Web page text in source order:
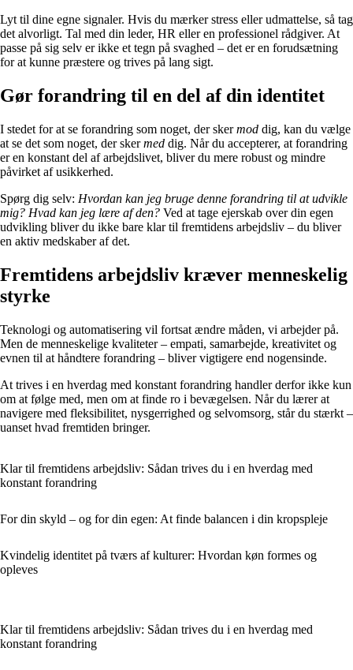
Lyt til dine egne signaler. Hvis du mærker stress eller udmattelse, så tag
det alvorligt. Tal med din leder, HR eller en professionel rådgiver. At
passe på sig selv er ikke et tegn på svaghed – det er en forudsætning
for at kunne præstere og trives på lang sigt.
Gør forandring til en del af din identitet
I stedet for at se forandring som noget, der skermod dig, kan du vælge
at se det som noget, der skermed dig. Når du accepterer, at forandring
er en konstant del af arbejdslivet, bliver du mere robust og mindre
påvirket af usikkerhed.
Spørg dig selv: Hvordan kan jeg bruge denne forandring til at udvikle
mig? Hvad kan jeg lære af den? Ved at tage ejerskab over din egen
udvikling bliver du ikke bare klar til fremtidens arbejdsliv – du bliver
en aktiv medskaber af det.
Fremtidens arbejdsliv kræver menneskelig
styrke
Teknologi og automatisering vil fortsat ændre måden, vi arbejder på.
Men de menneskelige kvaliteter – empati, samarbejde, kreativitet og
evnen til at håndtere forandring – bliver vigtigere end nogensinde.
At trives i en hverdag med konstant forandring handler derfor ikke kun
om at følge med, men om at finde ro i bevægelsen. Når du lærer at
navigere med fleksibilitet, nysgerrighed og selvomsorg, står du stærkt –
uanset hvad fremtiden bringer.
Klar til fremtidens arbejdsliv: Sådan trives du i en hverdag med
konstant forandring
For din skyld – og for din egen: At finde balancen i din kropspleje
Kvindelig identitet på tværs af kulturer: Hvordan køn formes og
opleves
Klar til fremtidens arbejdsliv: Sådan trives du i en hverdag med
konstant forandring